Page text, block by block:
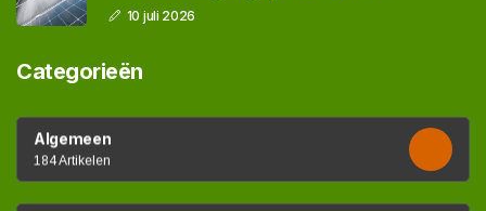
10 juli 2026
Categorieën
Algemeen
184 Artikelen